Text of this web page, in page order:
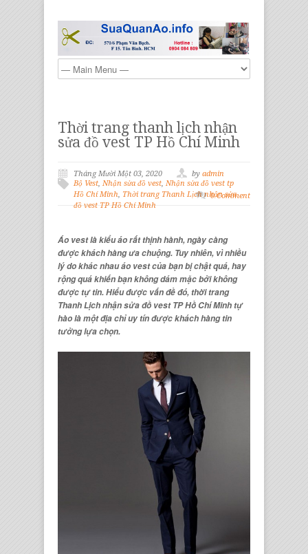
Thời trang thanh lịch nhận
sửa đồ vest TP Hồ Chí Minh
Tháng Mười Một 03, 2020 by admin
Bộ Vest, Nhận sửa đồ vest, Nhận sửa đồ vest tp
Hồ Chí Minh, Thời trang Thanh Lịch nhận sửa
đồ vest TP Hồ Chí Minh
0 Comment
Áo vest là kiểu áo rất thịnh hành, ngày càng
được khách hàng ưa chuộng. Tuy nhiên, vì nhiều
lý do khác nhau áo vest của bạn bị chật quá, hay
rộng quá khiến bạn không dám mặc bởi không
được tự tin. Hiểu được vấn đề đó, thời trang
Thanh Lịchnhận sửa đồ vestTP Hồ Chí Minh tự
hào là một địa chỉ uy tín được khách hàng tin
tưởng lựa chọn.